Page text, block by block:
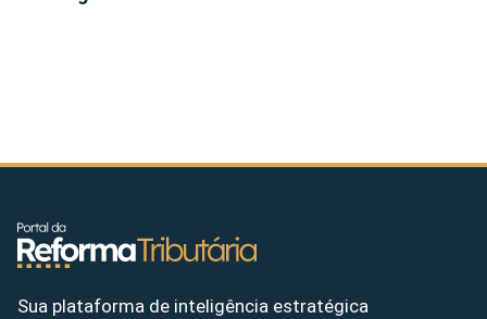
Sua plataforma de inteligência estratégica